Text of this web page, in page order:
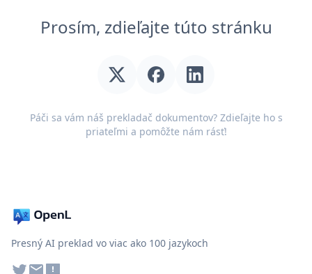
Prosím, zdieľajte túto stránku
Páči sa vám náš prekladač dokumentov? Zdieľajte ho s
priateľmi a pomôžte nám rásť!
Presný AI preklad vo viac ako 100 jazykoch